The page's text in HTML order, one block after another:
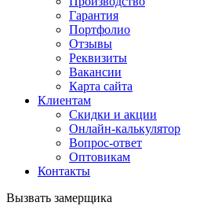
Гарантия
Портфолио
Отзывы
Реквизиты
Вакансии
Карта сайта
Клиентам
Скидки и акции
Онлайн-калькулятор
Вопрос-ответ
Оптовикам
Контакты
Вызвать замерщика